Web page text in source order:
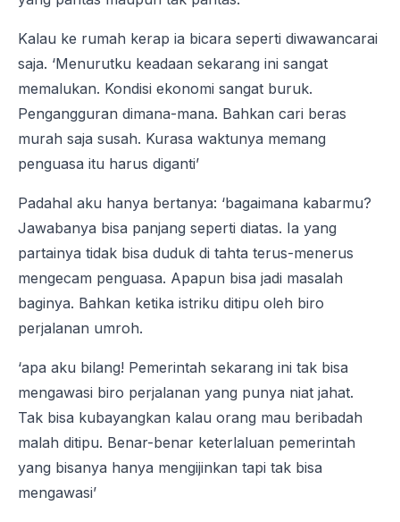
Kalau ke rumah kerap ia bicara seperti diwawancarai
saja. ‘Menurutku keadaan sekarang ini sangat
memalukan. Kondisi ekonomi sangat buruk.
Pengangguran dimana-mana. Bahkan cari beras
murah saja susah. Kurasa waktunya memang
penguasa itu harus diganti’
Padahal aku hanya bertanya: ‘bagaimana kabarmu?
Jawabanya bisa panjang seperti diatas. Ia yang
partainya tidak bisa duduk di tahta terus-menerus
mengecam penguasa. Apapun bisa jadi masalah
baginya. Bahkan ketika istriku ditipu oleh biro
perjalanan umroh.
‘apa aku bilang! Pemerintah sekarang ini tak bisa
mengawasi biro perjalanan yang punya niat jahat.
Tak bisa kubayangkan kalau orang mau beribadah
malah ditipu. Benar-benar keterlaluan pemerintah
yang bisanya hanya mengijinkan tapi tak bisa
mengawasi’